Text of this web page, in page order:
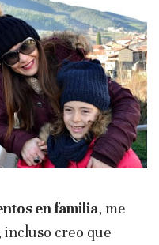
en familia, me
incluso creo que